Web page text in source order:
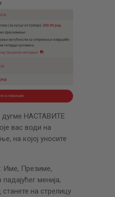
дугме НАСТАВИТЕ
вас води на
на којој уносите
Име, Презиме,
менија,
на стрелицу